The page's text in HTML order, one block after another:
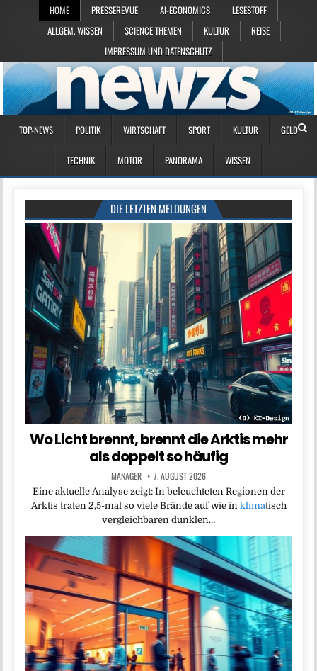
HOME PRESSEREVUE AI-ECONOMICS
LESESTOFF
ALLGEM. WISSEN
SCIENCE THEMEN KULTUR
REISE
IMPRESSUM UND DATENSCHUTZ
TOP-NEWS POLITIK WIRTSCHAFT SPORT KULTUR GELD
TECHNIK MOTOR PANORAMA WISSEN
DIE LETZTEN MELDUNGEN
Wo Licht brennt, brennt die Arktis mehr
als doppelt so häufig
MANAGER 7. AUGUST 2026
Eine aktuelle Analyse zeigt: In beleuchteten Regionen der
Arktis traten 2,5-mal so viele Brände auf wie in klimatisch
vergleichbaren dunklen…